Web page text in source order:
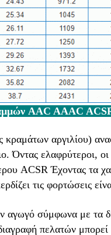
AAC AAAC
αργιλίου)
Όντας ελαφρύτεροι,
ACSR Έχοντας τα
τις φορτώσεις
αγωγό σύμφωνα με τα
πελατών μπορεί